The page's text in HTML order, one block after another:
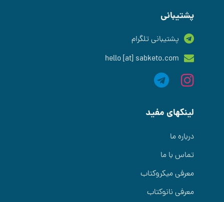
پشتیبانی
پشتیبانی تلگرام
hello [at] sabketo.com
لینکهای مفید
درباره ما
تماس با ما
معرفی میکروکتاب
معرفی نانوکتاب